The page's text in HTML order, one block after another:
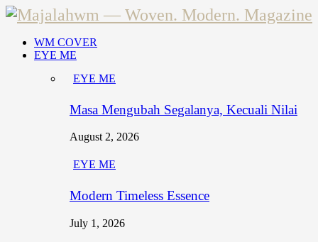
WM COVER
EYE ME
EYE ME
Masa Mengubah Segalanya, Kecuali Nilai
August 2, 2026
EYE ME
Modern Timeless Essence
July 1, 2026